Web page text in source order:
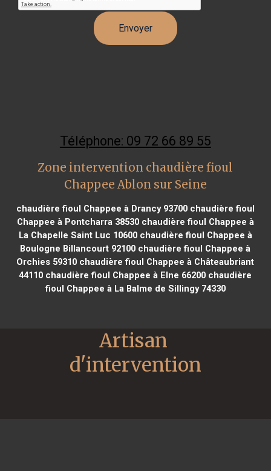
Téléphone: 09 72 66 89 55
Zone intervention chaudière fioul
Chappee Ablon sur Seine
chaudière fioul Chappee à Drancy 93700chaudière fioul
Chappee à Pontcharra 38530chaudière fioul Chappee à
La Chapelle Saint Luc 10600chaudière fioul Chappee à
Boulogne Billancourt 92100 chaudière fioul Chappee à
Orchies 59310 chaudière fioul Chappee à Châteaubriant
44110 chaudière fioul Chappee à Elne 66200 chaudière
fioul Chappee à La Balme de Sillingy 74330
Artisan
d'intervention